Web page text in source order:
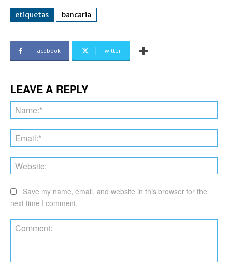
etiquetas bancaria
Facebook Twitter
LEAVE A REPLY
Save my name, email, and website in this browser for the
next time I comment.